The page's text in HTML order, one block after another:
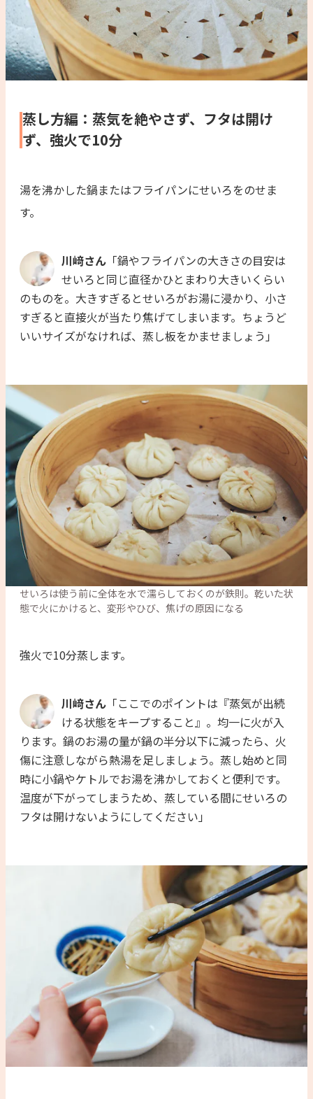
蒸し方編：蒸気を絶やさず、フタは開け
ず、強火で10分
湯を沸かした鍋またはフライパンにせいろをのせま
す。
川﨑さん 「鍋やフライパンの大きさの目安は
せいろと同じ直径かひとまわり大きいくらい
のものを。大きすぎるとせいろがお湯に浸かり、小さ
すぎると直接火が当たり焦げてしまいます。ちょうど
いいサイズがなければ、蒸し板をかませましょう」
せいろは使う前に全体を水で濡らしておくのが鉄則。乾いた状
態で火にかけると、変形やひび、焦げの原因になる
強火で10分蒸します。
川﨑さん 「ここでのポイントは『蒸気が出続
ける状態をキープすること』。均一に火が入
ります。鍋のお湯の量が鍋の半分以下に減ったら、火
傷に注意しながら熱湯を足しましょう。蒸し始めと同
時に小鍋やケトルでお湯を沸かしておくと便利です。
温度が下がってしまうため、蒸している間にせいろの
フタは開けないようにしてください」